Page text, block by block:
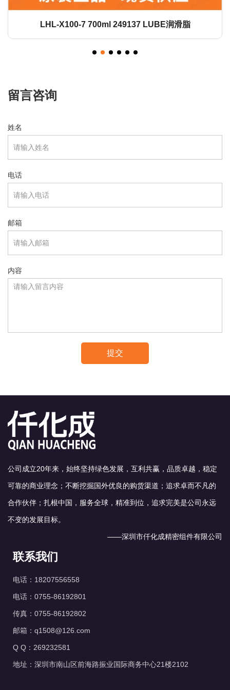
LHL-X100-7 700ml 249137 LUBE润滑脂
留言咨询
姓名
电话
邮箱
内容
提交
公司成立20年来，始终坚持绿色发展，互利共赢，品质卓越，稳定
可靠的商业理念；不断挖掘国外优良的购货渠道；追求卓而不凡的
合作伙伴；扎根中国，服务全球，精准到位，追求完美是公司永远
不变的发展目标。
——深圳市仟化成精密组件有限公司
联系我们
电话：18207556558
电话：0755-86192801
传真：0755-86192802
邮箱：q1508@126.com
Q Q：269232581
地址：深圳市南山区前海路振业国际商务中心21楼2102